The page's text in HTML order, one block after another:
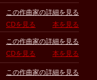
この作曲家の詳細を見る
CDを見る
本を見る
この作曲家の詳細を見る
CDを見る
本を見る
この作曲家の詳細を見る